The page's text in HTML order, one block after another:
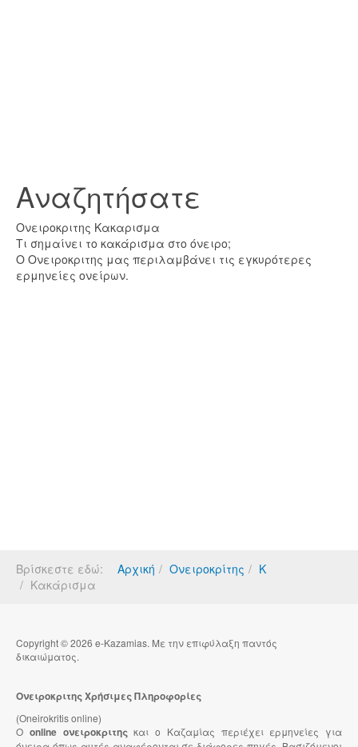
Αναζητήσατε
Ονειροκριτης Κακαρισμα
Τι σημαίνει το κακάρισμα στο όνειρο;
Ο Ονειροκριτης μας περιλαμβάνει τις εγκυρότερες
ερμηνείες ονείρων.
Βρίσκεστε εδώ: Αρχική Ονειροκρίτης
Κ
Κακάρισμα
Copyright © 2026 e-Kazamias. Με την επιφύλαξη παντός
δικαιώματος.
Ονειροκριτης Χρήσιμες Πληροφορίες
(Oneirokritis online)
Ο online ονειροκριτηςκαι ο Καζαμίας περιέχει ερμηνείες για